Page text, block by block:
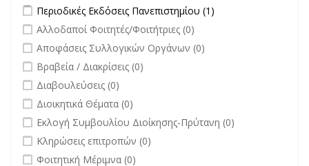
Apply Περιοδικές Εκδόσεις Πανεπιστημίου filter
Περιοδικές Εκδόσεις Πανεπιστημίου (1)
undefined
Αλλοδαποί Φοιτητές/Φοιτήτριες (0)
undefined
Αποφάσεις Συλλογικών Οργάνων (0)
undefined
Βραβεία / Διακρίσεις (0)
undefined
Διαβουλεύσεις (0)
undefined
Διοικητικά Θέματα (0)
undefined
Εκλογή Συμβουλίου Διοίκησης-Πρύτανη (0)
undefined
Κληρώσεις επιτροπών (0)
undefined
Φοιτητική Μέριμνα (0)